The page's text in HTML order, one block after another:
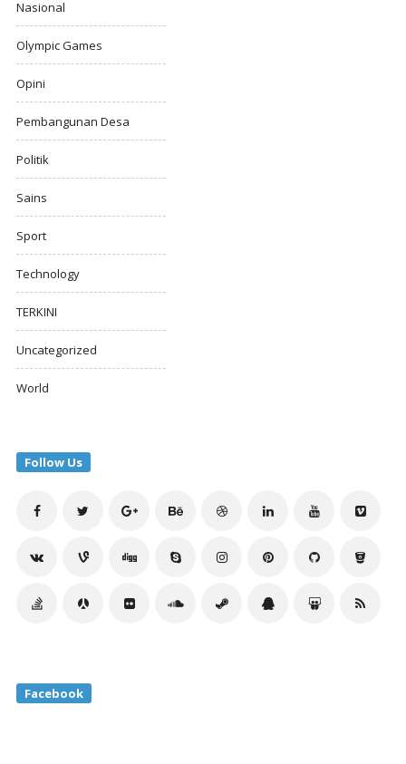
Nasional
Olympic Games
Opini
Pembangunan Desa
Politik
Sains
Sport
Technology
TERKINI
Uncategorized
World
Follow Us
Facebook